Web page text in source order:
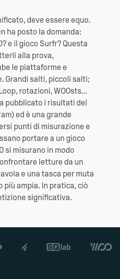
Mute
deve essere equo.
ha posto la domanda:
e il gioco Surfr? Questa
alla prova,
le piattaforme e
Grandi salti, piccoli salti;
rotazioni, WOOsts...
pubblicato i risultati del
ed è una grande
punti di misurazione e
portare a un gioco
si misurano in modo
letture da un
e una tasca per muta
più ampia. In pratica, ciò
significativa.